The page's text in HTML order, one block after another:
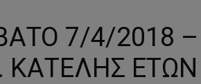
7/4/2018 –
ΚΑΤΕΛΗΣ ΕΤΩΝ